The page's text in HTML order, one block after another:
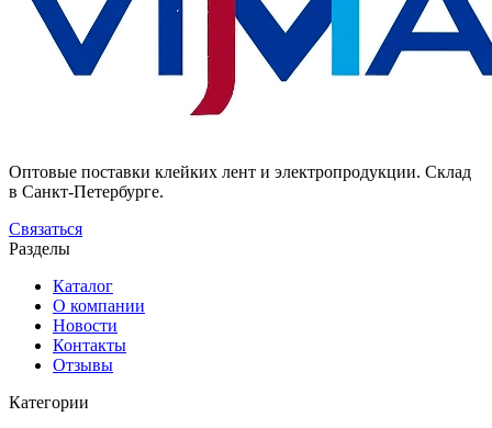
Оптовые поставки клейких лент и электропродукции. Склад
в Санкт-Петербурге.
Связаться
Разделы
Каталог
О компании
Новости
Контакты
Отзывы
Категории